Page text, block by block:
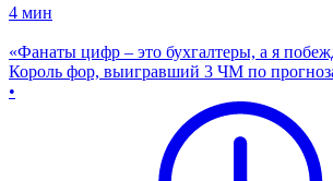
4 мин
«Фанаты цифр – это бухгалтеры, а я
Король фор, выигравший 3 ЧМ по
•